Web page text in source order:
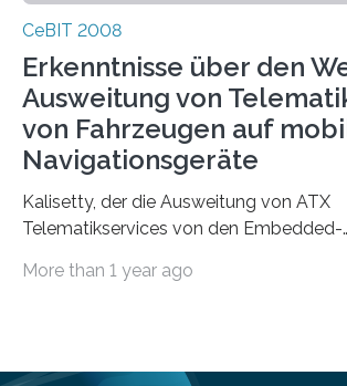
CeBIT 2008
Erkenntnisse über den
Ausweitung von
von Fahrzeugen auf
Navigationsgeräte
Kalisetty, der die Ausweitung von ATX
Telematikservices von den Embedded-
Kommunikationsgeräte leitet, wird
More than 1 year ago